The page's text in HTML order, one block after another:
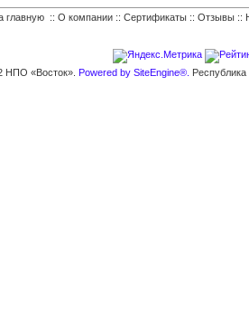
главную :: О компании :: Сертификаты :: Отзывы ::
НПО «Восток». Powered by SiteEngine®.